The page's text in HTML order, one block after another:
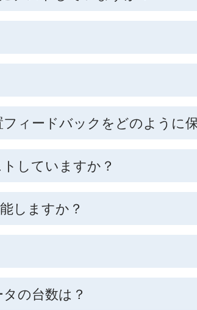
ィードバックをどのように
していますか？
しますか？
の台数は？